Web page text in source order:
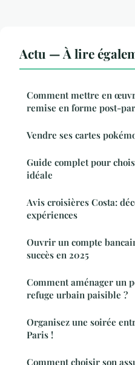
Actu — À lire
Comment mettre en
remise en forme post-
Vendre ses cartes
Guide complet pour
idéale
Avis croisières Costa:
expériences
Ouvrir un compte
succès en 2025
Comment aménager un
refuge urbain paisible ?
Organisez une soirée
Paris !
Comment choisir son